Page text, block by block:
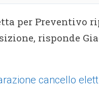
per Preventivo
risponde
cancello